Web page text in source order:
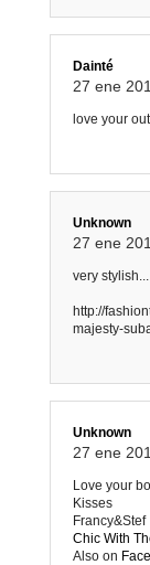
Dainté
27 ene
love your
Unknown
27 ene
very
http://
majesty-
Unknown
27 ene
Love your
Kisses
Francy&Stef
Chic With
Also on